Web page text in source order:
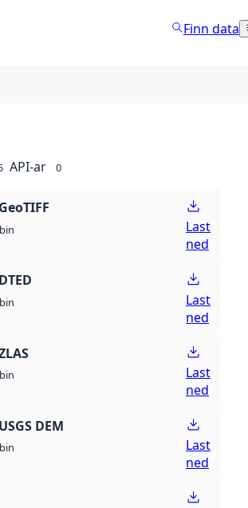
Finn data
API-ar 0
bin
Last
ned
bin
Last
ned
bin
Last
ned
DEM
bin
Last
ned